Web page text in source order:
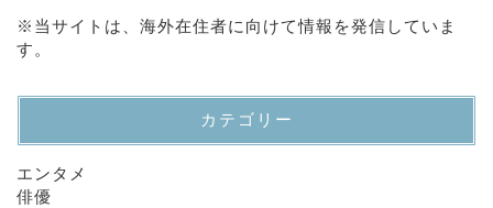
※当サイトは、海外在住者に向けて情報を発信していま
す。
カテゴリー
エンタメ
俳優